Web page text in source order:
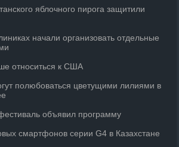
яблочного пирога защитили
начали организовать отдельные
относиться к США
полюбоваться цветущими лилиями в
объявил программу
смартфонов серии G4 в Казахстане